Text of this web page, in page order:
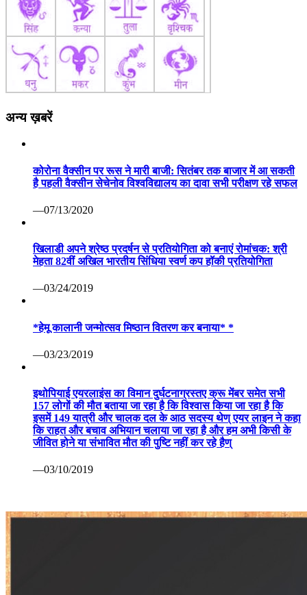
अन्य ख़बरें
कोरोना वैक्सीन पर रूस ने मारी बाजी: सितंबर तक बाजार में आ सकती
है पहली वैक्सीन सेचेनोव विश्वविद्यालय का दावा सभी परीक्षण रहे सफल
—07/13/2020
खिलाडी अपने श्रेष्ठ प्रदर्षन से प्रतियोगिता को बनाएं रोमांचक: श्री
मेहता 82वीं अखिल भारतीय सिंधिया स्वर्ण कप हॉकी प्रतियोगिता
—03/24/2019
*हेमू कालानी जन्मोत्सव मिष्ठान वितरण कर बनाया* *
—03/23/2019
इथोपियाई एयरलाइंस का विमान दुर्घटनाग्रस्तए क्रू मेंबर समेत सभी
157 लोगों की मौत बताया जा रहा है कि विश्वास किया जा रहा है कि
इसमें 149 यात्री और चालक दल के आठ सदस्य थेण् एयर लाइन ने कहा
कि राहत और बचाव अभियान चलाया जा रहा है और हम अभी किसी के
जीवित होने या संभावित मौत की पुष्टि नहीं कर रहे हैण्
—03/10/2019